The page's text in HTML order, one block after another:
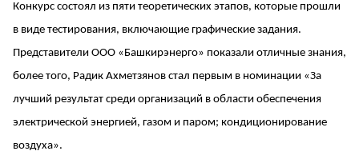
Конкурс состоял из пяти теоретических этапов, которые прошли
в виде тестирования, включающие графические задания.
Представители ООО «Башкирэнерго» показали отличные знания,
более того, Радик Ахметзянов стал первым в номинации «За
лучший результат среди организаций в области обеспечения
электрической энергией, газом и паром; кондиционирование
воздуха».